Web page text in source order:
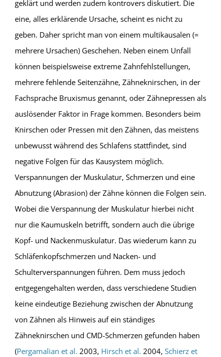
geklärt und werden zudem kontrovers diskutiert. Die
eine, alles erklärende Ursache, scheint es nicht zu
geben. Daher spricht man von einem multikausalen (=
mehrere Ursachen) Geschehen. Neben einem Unfall
können beispielsweise extreme Zahnfehlstellungen,
mehrere fehlende Seitenzähne, Zähneknirschen, in der
Fachsprache Bruxismus genannt, oder Zähnepressen als
auslösender Faktor in Frage kommen. Besonders beim
Knirschen oder Pressen mit den Zähnen, das meistens
unbewusst während des Schlafens stattfindet, sind
negative Folgen für das Kausystem möglich.
Verspannungen der Muskulatur, Schmerzen und eine
Abnutzung (Abrasion) der Zähne können die Folgen sein.
Wobei die Verspannung der Muskulatur hierbei nicht
nur die Kaumuskeln betrifft, sondern auch die übrige
Kopf- und Nackenmuskulatur. Das wiederum kann zu
Schläfenkopfschmerzen und Nacken- und
Schulterverspannungen führen. Dem muss jedoch
entgegengehalten werden, dass verschiedene Studien
keine eindeutige Beziehung zwischen der Abnutzung
von Zähnen als Hinweis auf ein ständiges
Zähneknirschen und CMD-Schmerzen gefunden haben
(Pergamalian et al. 2003, Hirsch et al. 2004, Schierz et